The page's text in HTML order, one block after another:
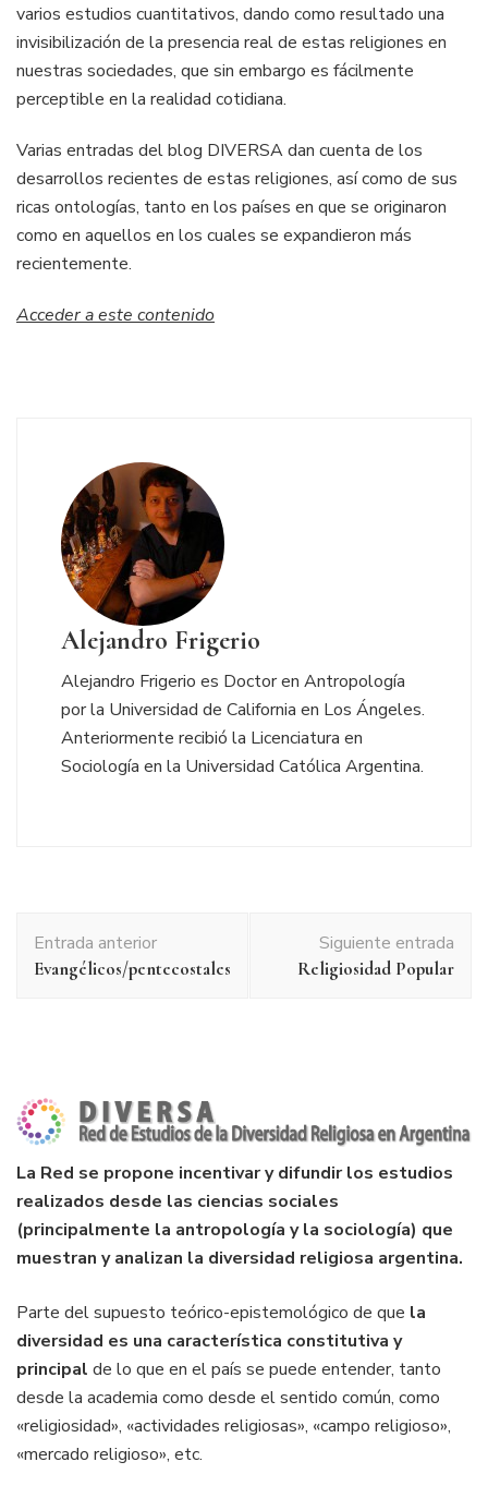
varios estudios cuantitativos, dando como resultado una
invisibilización de la presencia real de estas religiones en
nuestras sociedades, que sin embargo es fácilmente
perceptible en la realidad cotidiana.
Varias entradas del blog DIVERSA dan cuenta de los
desarrollos recientes de estas religiones, así como de sus
ricas ontologías, tanto en los países en que se originaron
como en aquellos en los cuales se expandieron más
recientemente.
Acceder a este contenido
Alejandro Frigerio
Alejandro Frigerio es Doctor en Antropología
por la Universidad de California en Los Ángeles.
Anteriormente recibió la Licenciatura en
Sociología en la Universidad Católica Argentina.
de
entradas
Entrada anterior
Evangélicos/pentecostales
Siguiente entrada
Religiosidad Popular
La Red se propone incentivar y difundir los estudios
realizados desde las ciencias sociales
(principalmente la antropología y la sociología) que
muestran y analizan la diversidad religiosa argentina.
Parte del supuesto teórico-epistemológico de que la
diversidad es una característica constitutiva y
principal de lo que en el país se puede entender, tanto
desde la academia como desde el sentido común, como
«religiosidad», «actividades religiosas», «campo religioso»,
«mercado religioso», etc.